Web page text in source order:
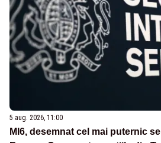
5 aug. 2026, 11:00
MI6, desemnat cel mai puternic